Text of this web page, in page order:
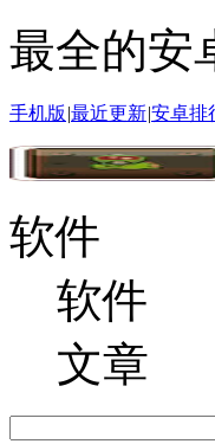
最全的安
手机版 |最近更新|安卓排
软件
软件
文章